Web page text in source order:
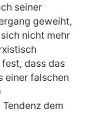
seiner
geweiht,
nicht mehr
dass das
einer falschen
dem